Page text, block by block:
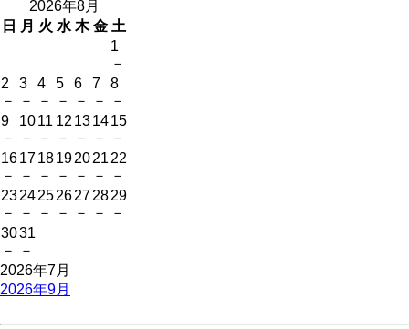
2026年8月
日
月 火 水 木 金 土
1
－
2
－
3
－
4
－
5
－
6
－
7
－
8
－
9
－
10
－
11
－
12
－
13
－
14
－
15
－
16
－
17
－
18
－
19
－
20
－
21
－
22
－
23
－
24
－
25
－
26
－
27
－
28
－
29
－
30
－
31
－
2026年7月
2026年9月